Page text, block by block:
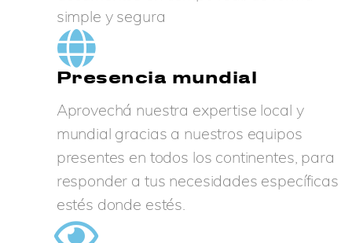
simple y segura
Presencia mundial
Aprovechá nuestra expertise local y
mundial gracias a nuestros equipos
presentes en todos los continentes, para
responder a tus necesidades específicas
estés donde estés.